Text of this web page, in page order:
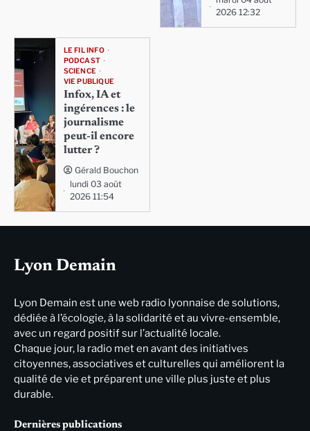
2026 12:32
LE FIL INFO
PODCAST
SCIENCE
VIE PUBLIQUE
Infox, IA et
ingérences : le
journalisme
peut-il encore
lutter ?
Gérald Bouchon
lundi 03 août
2026 11:54
Lyon Demain
Lyon Demain est une web radio lyonnaise de solutions,
dédiée à l’écologie, à la solidarité et au vivre-ensemble,
avec un regard positif sur l’actualité locale.
Chaque jour, la radio met en avant des initiatives
citoyennes, associatives et culturelles qui améliorent la
qualité de vie et préparent une ville plus juste et plus
durable.
Dernières publications